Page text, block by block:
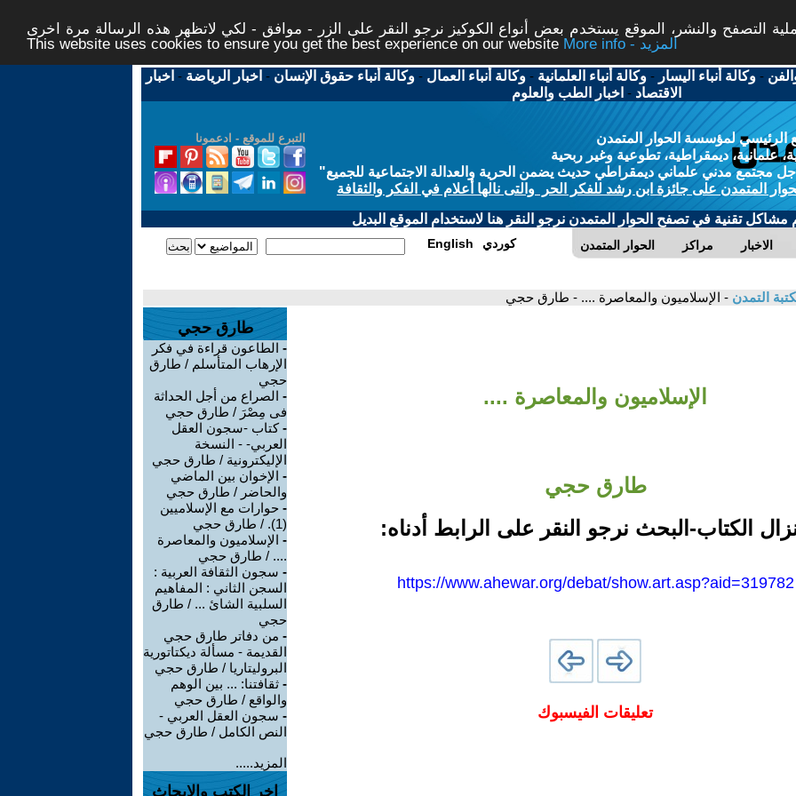
التصفح والنشر، الموقع يستخدم بعض أنواع الكوكيز نرجو النقر على الزر - موافق - لكي لاتظهر هذه الرسالة مرة اخرى -
This website uses cookies to ensure you get the best experience on our website
More info - المزيد
-وكالة أنباء اليسار -وكالة أنباء العلمانية -وكالة أنباء العمال -وكالة أنباء حقوق الإنسان - اخبار الرياضة - اخبار
الاقتصاد - اخبار الطب والعلوم
التبرع للموقع - ادعمونا
الرئيسي لمؤسسة الحوار المتمدن
علمانية، ديمقراطية، تطوعية وغير ربحية
مجتمع مدني علماني ديمقراطي حديث يضمن الحرية والعدالة الاجتماعية للجميع"
المتمدن على جائزة ابن رشد للفكر الحر والتى نالها أعلام في الفكر والثقافة
مشاكل تقنية في تصفح الحوار المتمدن نرجو النقر هنا لاستخدام الموقع البديل
الحوار المتمدن مراكز الاخبار English كوردي
التمدن - الإسلاميون والمعاصرة .... - طارق حجي
الإسلاميون والمعاصرة ....
طارق حجي
الكتاب-البحث نرجو النقر على الرابط أدناه:
https://www.ahewar.org/debat/show.art.asp?aid=319782
تعليقات الفيسبوك
طارق حجي
- الطاعون قراءة في فكر
الإرهاب المتأسلم / طارق
حجي
- الصراع من أجل الحداثة
فى مِصْرَ / طارق حجي
-كتاب -سجون العقل
العربي- - النسخة
الإليكترونية / طارق حجي
- الإخوان بين الماضي
والحاضر / طارق حجي
- حوارات مع الإسلاميين
(1). / طارق حجي
- الإسلاميون والمعاصرة
.... / طارق حجي
- سجون الثقافة العربية :
السجن الثاني : المفاهيم
السلبية الشائ ... / طارق
حجي
- من دفاتر طارق حجي
القديمة - مسألة ديكتاتورية
البروليتاريا / طارق حجي
- ثقافتنا: ... بين الوهم
والواقع / طارق حجي
- سجون العقل العربي -
النص الكامل / طارق حجي
المزيد.....
اخر الكتب والابحاث